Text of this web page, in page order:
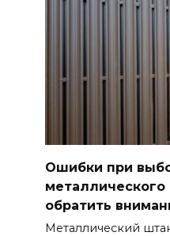
Ошибки при
металлического
обратить
Металлический